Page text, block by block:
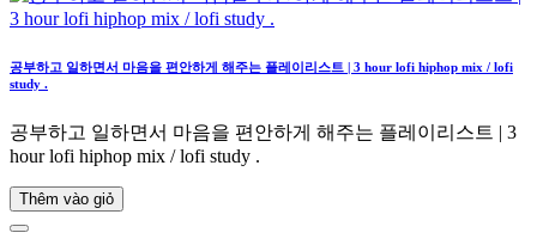
공부하고 일하면서 마음을 편안하게 해주는 플레이리스트 | 3 hour lofi hiphop mix / lofi
study .
공부하고 일하면서 마음을 편안하게 해주는 플레이리스트 | 3
hour lofi hiphop mix / lofi study .
Thêm vào giỏ